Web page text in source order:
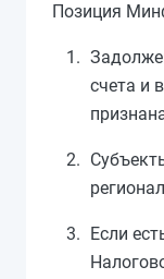
Позиция
счета и
Если